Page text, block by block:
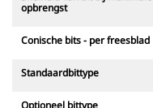
opbrengst
Conische bits - per freesblad
Standaardbittype